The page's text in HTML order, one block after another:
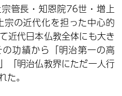
管長・知恩院76世・増上
の近代化を担った中心的
近代日本仏教全体にも大き
功績から「明治第一の高
「明治仏教界にただ一人行
た。